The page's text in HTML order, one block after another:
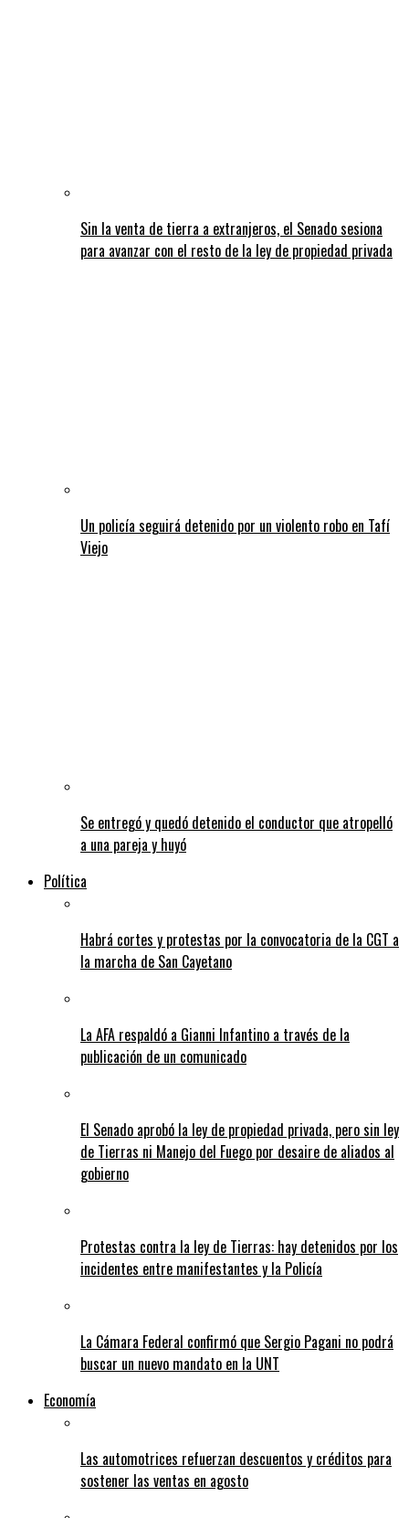
Sin la venta de tierra a extranjeros, el Senado sesiona
para avanzar con el resto de la ley de propiedad privada
Un policía seguirá detenido por un violento robo en Tafí
Viejo
Se entregó y quedó detenido el conductor que atropelló
a una pareja y huyó
Política
Habrá cortes y protestas por la convocatoria de la CGT a
la marcha de San Cayetano
La AFA respaldó a Gianni Infantino a través de la
publicación de un comunicado
El Senado aprobó la ley de propiedad privada, pero sin ley
de Tierras ni Manejo del Fuego por desaire de aliados al
gobierno
Protestas contra la ley de Tierras: hay detenidos por los
incidentes entre manifestantes y la Policía
La Cámara Federal confirmó que Sergio Pagani no podrá
buscar un nuevo mandato en la UNT
Economía
Las automotrices refuerzan descuentos y créditos para
sostener las ventas en agosto